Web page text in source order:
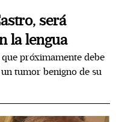
será
la lengua
próximamente debe
tumor benigno de su